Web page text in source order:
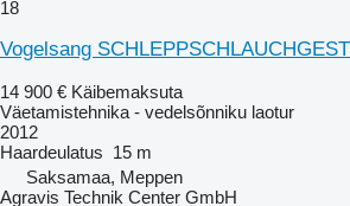
18
Vogelsang
14 900 € Käibemaksuta
Väetamistehnika - vedelsõnniku laotur
2012
Haardeulatus 15 m
Saksamaa, Meppen
Agravis Technik Center GmbH